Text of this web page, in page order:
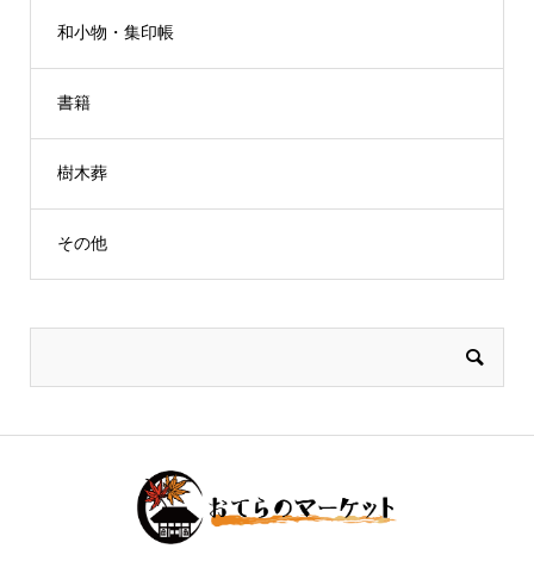
和小物・集印帳
書籍
樹木葬
その他